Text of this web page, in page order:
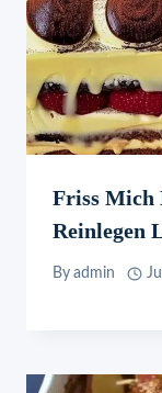
Friss Mich
Reinlegen
By admin